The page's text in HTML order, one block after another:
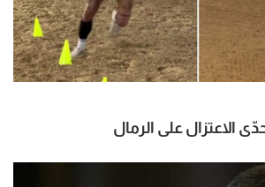
الاعتزال على الرمال